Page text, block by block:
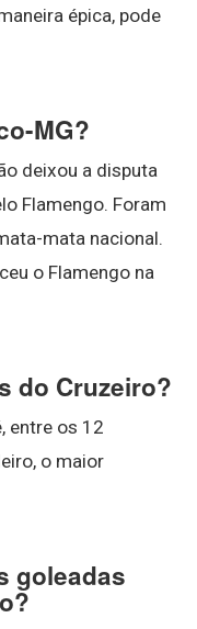
épica, pode
MG?
deixou a disputa
Flamengo. Foram
mata nacional.
o Flamengo na
do Cruzeiro?
entre os 12
o maior
goleadas